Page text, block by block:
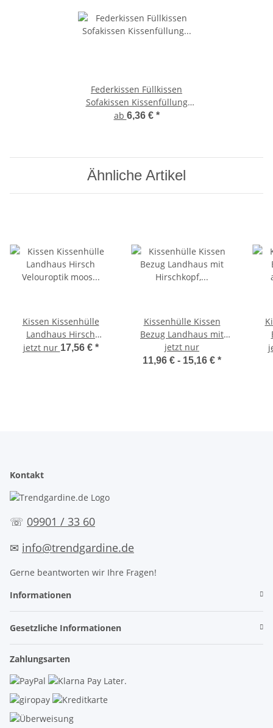
Federkissen Füllkissen
Sofakissen Kissenfüllung
mit Inlett und Federn creme,
ab 6,36 € *
Ähnliche Artikel
Kissen Kissenhülle
Landhaus Hirsch
Velouroptik moos grün,
jetzt nur 17,56 € *
Kissenhülle Kissen
Bezug Landhaus mit
Hirschkopf, Farbe und
Größe nach Wahl
jetzt nur
11,96 € - 15,16 € *
Kontakt
☏ 09901 / 33 60
✉ info@trendgardine.de
Gerne beantworten wir Ihre Fragen!
Informationen
Gesetzliche Informationen
Zahlungsarten